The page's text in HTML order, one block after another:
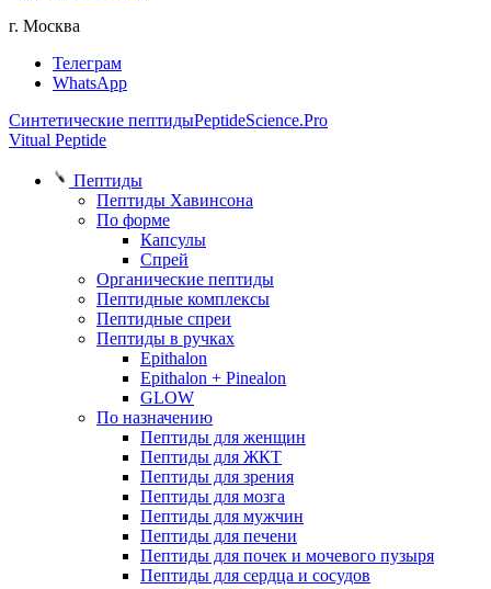
г. Москва
Телеграм
WhatsApp
Синтетические пептидыPeptideScience.Pro
Vitual Peptide
Пептиды
Пептиды Хавинсона
По форме
Капсулы
Спрей
Органические пептиды
Пептидные комплексы
Пептидные спреи
Пептиды в ручках
Epithalon
Epithalon + Pinealon
GLOW
По назначению
Пептиды для женщин
Пептиды для ЖКТ
Пептиды для зрения
Пептиды для мозга
Пептиды для мужчин
Пептиды для печени
Пептиды для почек и мочевого пузыря
Пептиды для сердца и сосудов